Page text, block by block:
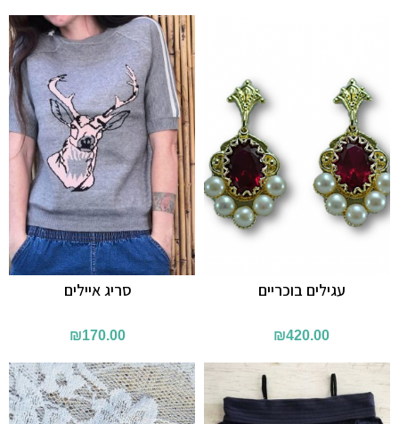
סריג איילים
₪170.00
עגילים בוכריים
₪420.00